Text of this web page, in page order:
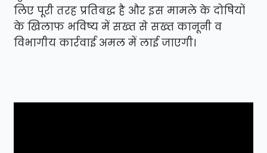
लिए पूरी तरह प्रतिबद्ध है और इस मामले के दोषियों
के खिलाफ भविष्य में सख्त से सख्त कानूनी व
विभागीय कार्रवाई अमल में लाई जाएगी।